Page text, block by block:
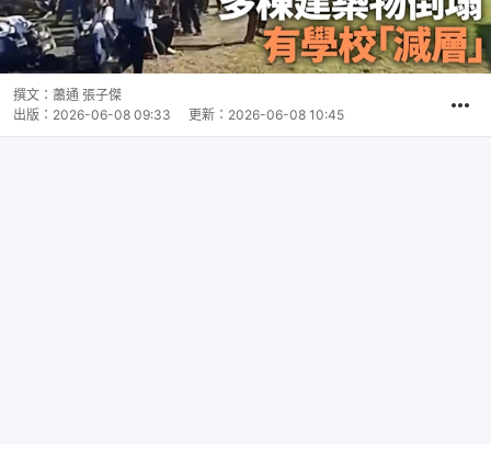
撰文： 蕭通 張子傑
出版： 2026-06-08 09:33 更新： 2026-06-08 10:45